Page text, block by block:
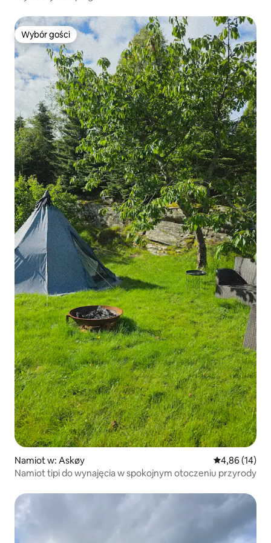
Wybór gości
Wybór gości
Namiot w: Askøy Średnia
4,86 (14)
Namiot tipi do wynajęcia w spokojnym otoczeniu przyrody